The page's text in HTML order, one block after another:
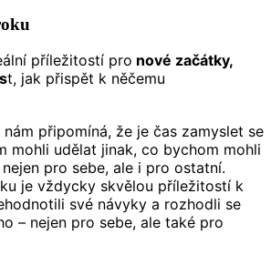
příležitostí pro nové začátky,
t, jak přispět k něčemu
nám připomíná, že je čas zamyslet se
mohli udělat jinak, co bychom mohli
pro sebe, ale i pro ostatní.
je vždycky skvělou příležitostí k
své návyky a rozhodli se
– nejen pro sebe, ale také pro